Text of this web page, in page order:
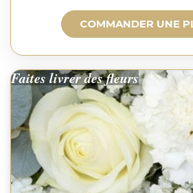
COMMANDER UNE
Faites livrer des fleurs